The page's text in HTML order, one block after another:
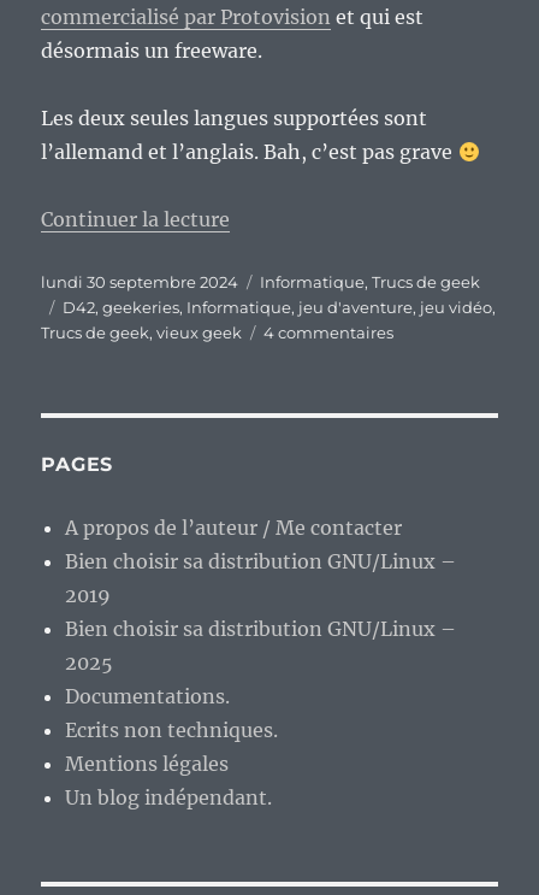
commercialisé par Protovision et qui est
désormais un freeware.
Les deux seules langues supportées sont
l’allemand et l’anglais. Bah, c’est pas grave
Continuer la lecture
Publié
le
lundi 30 septembre 2024 Catégories
Informatique,Trucs de geek
Étiquettes
D42,geekeries, Informatique, jeu d'aventure, jeu vidéo,
Trucs de geek,vieux geek 4 commentairessur
y
en
PAGES
A propos de l’auteur / Me contacter
Bien choisir sa distribution GNU/Linux –
2019
Bien choisir sa distribution GNU/Linux –
2025
Documentations.
Ecrits non techniques.
Mentions légales
Un blog indépendant.